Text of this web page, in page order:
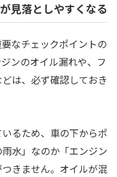
見落としやすくなる
なチェックポイントの
ンのオイル漏れや、フ
は、必ず確認しておき
るため、車の下からポ
水」なのか「エンジン
きません。オイルが混